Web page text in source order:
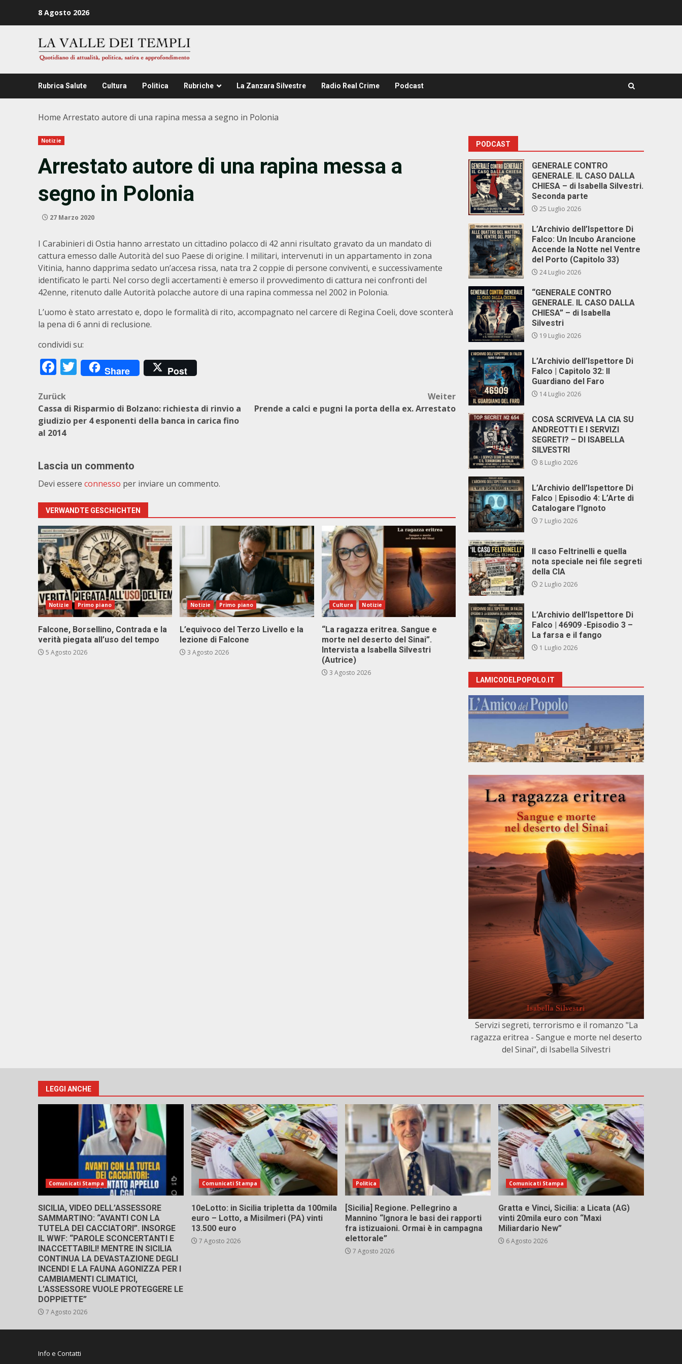
8 Agosto 2026
Rubrica Salute Cultura Politica Rubriche La Zanzara Silvestre Radio Real Crime Podcast
Home Arrestato autore di una rapina messa a segno in Polonia
Notizie
Arrestato autore di una rapina messa a
segno in Polonia
27 Marzo 2020
I Carabinieri di Ostia hanno arrestato un cittadino polacco di 42 anni risultato gravato da un mandato di
cattura emesso dalle Autorità del suo Paese di origine. I militari, intervenuti in un appartamento in zona
Vitinia, hanno dapprima sedato un’accesa rissa, nata tra 2 coppie di persone conviventi, e successivamente
identificato le parti. Nel corso degli accertamenti è emerso il provvedimento di cattura nei confronti del
42enne, ritenuto dalle Autorità polacche autore di una rapina commessa nel 2002 in Polonia.
L’uomo è stato arrestato e, dopo le formalità di rito, accompagnato nel carcere di Regina Coeli, dove sconterà
la pena di 6 anni di reclusione.
condividi su:
Facebook
Twitter
Share Post
Beitragsnavigation
Zurück
Cassa di Risparmio di Bolzano: richiesta di rinvio a
giudizio per 4 esponenti della banca in carica fino
al 2014
Weiter
Prende a calci e pugni la porta della ex. Arrestato
Lascia un commento
Devi essere connesso per inviare un commento.
VERWANDTE GESCHICHTEN
Notizie Primo piano
Falcone, Borsellino, Contrada e la
verità piegata all’uso del tempo
5 Agosto 2026
Notizie Primo piano
L’equivoco del Terzo Livello e la
lezione di Falcone
3 Agosto 2026
Cultura Notizie
“La ragazza eritrea. Sangue e
morte nel deserto del Sinai”.
Intervista a Isabella Silvestri
(Autrice)
3 Agosto 2026
PODCAST
GENERALE CONTRO
GENERALE. IL CASO DALLA
CHIESA – di Isabella Silvestri.
Seconda parte
25 Luglio 2026
L’Archivio dell’Ispettore Di
Falco: Un Incubo Arancione
Accende la Notte nel Ventre
del Porto (Capitolo 33)
24 Luglio 2026
“GENERALE CONTRO
GENERALE. IL CASO DALLA
CHIESA” – di Isabella
Silvestri
19 Luglio 2026
L’Archivio dell’Ispettore Di
Falco | Capitolo 32: Il
Guardiano del Faro
14 Luglio 2026
COSA SCRIVEVA LA CIA SU
ANDREOTTI E I SERVIZI
SEGRETI? – DI ISABELLA
SILVESTRI
8 Luglio 2026
L’Archivio dell’Ispettore Di
Falco | Episodio 4: L’Arte di
Catalogare l’Ignoto
7 Luglio 2026
Il caso Feltrinelli e quella
nota speciale nei file segreti
della CIA
2 Luglio 2026
L’Archivio dell’Ispettore Di
Falco | 46909 -Episodio 3 –
La farsa e il fango
1 Luglio 2026
LAMICODELPOPOLO.IT
Servizi segreti, terrorismo e il romanzo "La
ragazza eritrea - Sangue e morte nel deserto
del Sinai", di Isabella Silvestri
LEGGI ANCHE
Comunicati Stampa
SICILIA, VIDEO DELL’ASSESSORE
SAMMARTINO: “AVANTI CON LA
TUTELA DEI CACCIATORI”. INSORGE
IL WWF: “PAROLE SCONCERTANTI E
INACCETTABILI! MENTRE IN SICILIA
CONTINUA LA DEVASTAZIONE DEGLI
INCENDI E LA FAUNA AGONIZZA PER I
CAMBIAMENTI CLIMATICI,
L’ASSESSORE VUOLE PROTEGGERE LE
DOPPIETTE”
7 Agosto 2026
Comunicati Stampa
10eLotto: in Sicilia tripletta da 100mila
euro – Lotto, a Misilmeri (PA) vinti
13.500 euro
7 Agosto 2026
Politica
[Sicilia] Regione. Pellegrino a
Mannino “Ignora le basi dei rapporti
fra istizuaioni. Ormai è in campagna
elettorale”
7 Agosto 2026
Comunicati Stampa
Gratta e Vinci, Sicilia: a Licata (AG)
vinti 20mila euro con “Maxi
Miliardario New”
6 Agosto 2026
Info e Contatti